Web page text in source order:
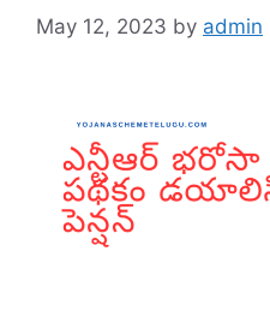
May 12, 2023 by admin